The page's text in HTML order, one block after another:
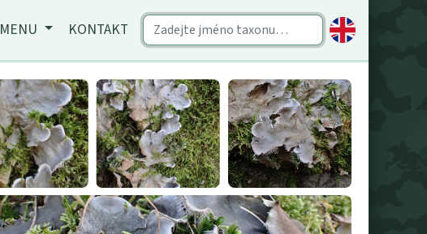
MENU KONTAKT